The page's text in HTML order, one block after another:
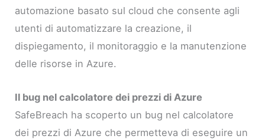
automazione basato sul cloud che consente agli
utenti di automatizzare la creazione, il
dispiegamento, il monitoraggio e la manutenzione
delle risorse in Azure.
Il bug nel calcolatore dei prezzi di Azure
SafeBreach ha scoperto un bug nel calcolatore
dei prezzi di Azure che permetteva di eseguire un